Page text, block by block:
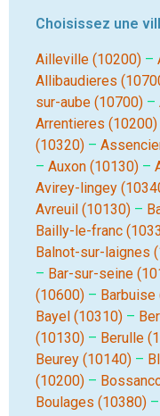
Choisissez une
Ailleville (10200) –
Allibaudieres
sur-aube (10700) –
Arrentieres (10200)
(10320) –
– Auxon (10130) –
Avirey-lingey
Avreuil (10130) –
Bailly-le-franc
Balnot-sur-laignes
– Bar-sur-seine
(10600) – Barbuise
Bayel (10310) –
(10130) – Berulle
Beurey (10140) –
(10200) –
Boulages (10380) –